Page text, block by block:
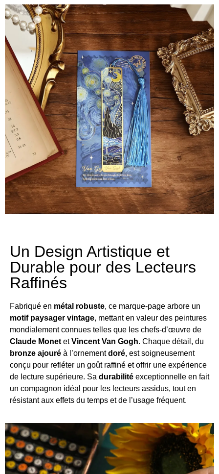
Un Design Artistique et
Durable pour des Lecteurs
Raffinés
Fabriqué en métal robuste, ce marque-page arbore un
motif paysager vintage, mettant en valeur des peintures
mondialement connues telles que les chefs-d’œuvre de
Claude Monet etVincent Van Gogh. Chaque détail, du
bronze ajouré à l’ornementdoré, est soigneusement
conçu pour refléter un goût raffiné et offrir une expérience
de lecture supérieure. Sa durabilité exceptionnelle en fait
un compagnon idéal pour les lecteurs assidus, tout en
résistant aux effets du temps et de l’usage fréquent.